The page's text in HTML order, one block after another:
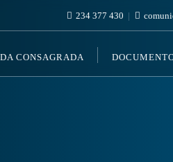
234 377 430
CONSAGRADA